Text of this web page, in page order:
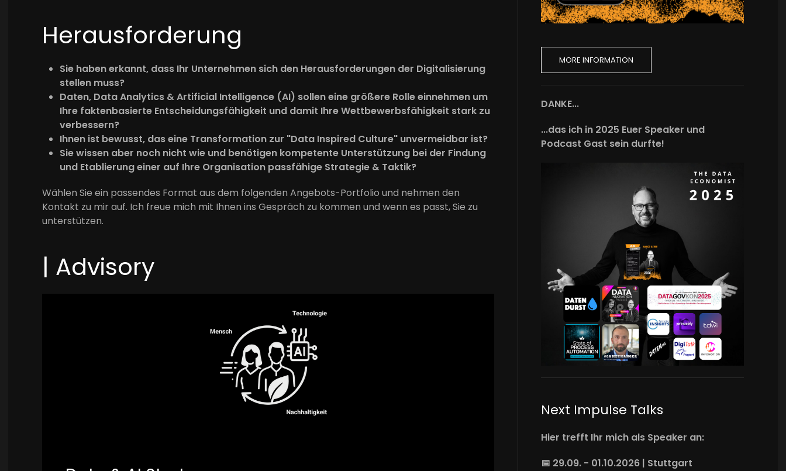
Herausforderung
Sie haben erkannt, dass Ihr Unternehmen sich den Herausforderungen der Digitalisierung
stellen muss?
Daten, Data Analytics & Artificial Intelligence (AI) sollen eine größere Rolle einnehmen um
Ihre faktenbasierte Entscheidungsfähigkeit und damit Ihre Wettbewerbsfähigkeit stark zu
verbessern?
Ihnen ist bewusst, das eine Transformation zur "Data Inspired Culture" unvermeidbar ist?
Sie wissen aber noch nicht wie und benötigen kompetente Unterstützung bei der Findung
und Etablierung einer auf Ihre Organisation passfähige Strategie & Taktik?
Wählen Sie ein passendes Format aus dem folgenden Angebots-Portfolio und nehmen den
Kontakt zu mir auf. Ich freue mich mit Ihnen ins Gespräch zu kommen und wenn es passt, Sie zu
unterstützen.
| Advisory
MORE INFORMATION
DANKE...
...das ich in 2025 Euer Speaker und
Podcast Gast sein durfte!
Next Impulse Talks
Hier trefft Ihr mich als Speaker an:
📅 29.09. - 01.10.2026 | Stuttgart